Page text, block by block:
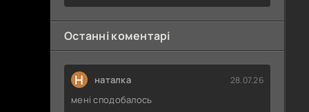
Останні коментарі
Н наталка 28.07.26
мені сподобалось